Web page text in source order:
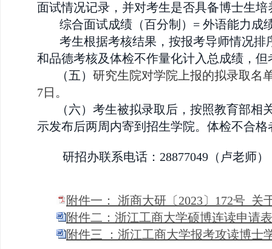
面试情况记录，并对考生是否具备博士生
综合面试成绩（百分制）= 外语能力成
考生根据考核结果，按报考导师情况排
和品德考核及体检不作量化计入总成绩，
（五） 研究生院对学院上报的拟录取名
7日。
（六）考生被拟录取后，按照教育部
示发布后两周内寄到招生学院。体检不合格
研招办联系电话：28877049（卢老师
附件一： 浙商大研〔2023〕172号 关
附件二：浙江工商大学硕博连读申请
附件三 ：浙江工商大学报考攻读博士